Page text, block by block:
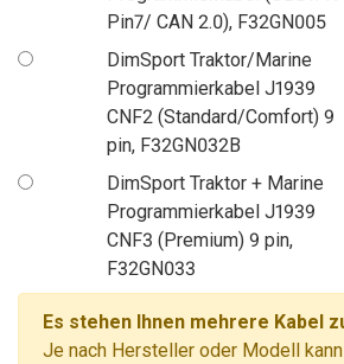
Pin7/ CAN 2.0), F32GN005
DimSport Traktor/Marine
Programmierkabel J1939
CNF2 (Standard/Comfort) 9
pin, F32GN032B
DimSport Traktor + Marine
Programmierkabel J1939
CNF3 (Premium) 9 pin,
F32GN033
Es stehen Ihnen mehrere Kabel
Je nach Hersteller oder Modell